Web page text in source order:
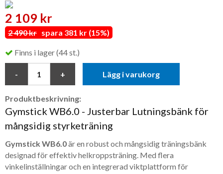
2 109 kr
2 490 kr spara 381 kr (15%)
Finns i lager (44 st.)
Lägg i varukorg
Produktbeskrivning:
Gymstick WB6.0 - Justerbar Lutningsbänk för
mångsidig styrketräning
Gymstick WB6.0är en robust och mångsidig träningsbänk
designad för effektiv helkroppsträning. Med flera
vinkelinställningar och en integrerad viktplattform för